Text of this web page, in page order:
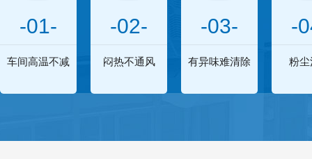
-01-
车间高温不减
-02-
闷热不通风
-03-
有异味难清除
-
粉尘